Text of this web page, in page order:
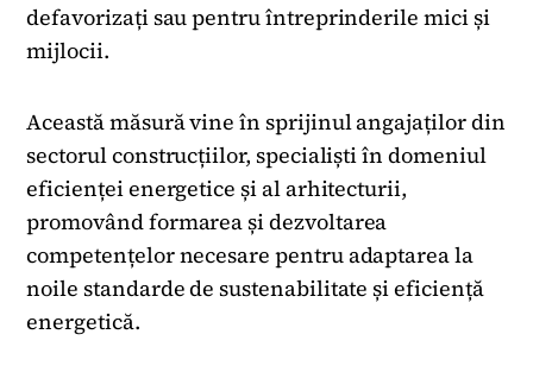
defavorizați sau pentru întreprinderile mici și
mijlocii.
Această măsură vine în sprijinul angajaților din
sectorul construcțiilor, specialiști în domeniul
eficienței energetice și al arhitecturii,
promovând formarea și dezvoltarea
competențelor necesare pentru adaptarea la
noile standarde de sustenabilitate și eficiență
energetică.